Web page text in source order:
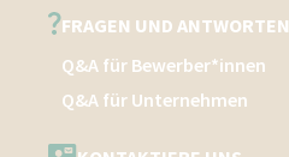
FRAGEN UND ANTWORTEN
Q&A für Bewerber*innen
Q&A für Unternehmen